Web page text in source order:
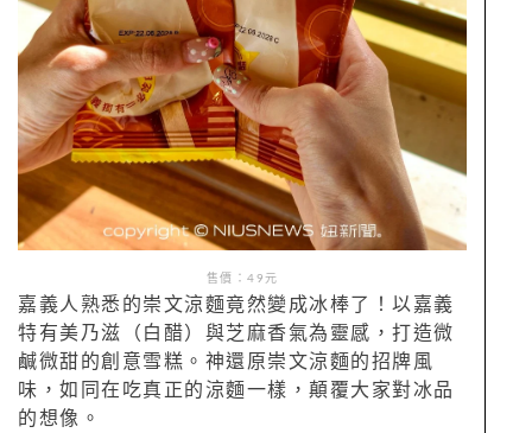
售價：49元
嘉義人熟悉的崇文涼麵竟然變成冰棒了！以嘉義
特有美乃滋（白醋）與芝麻香氣為靈感，打造微
鹹微甜的創意雪糕。神還原崇文涼麵的招牌風
味，如同在吃真正的涼麵一樣，顛覆大家對冰品
的想像。